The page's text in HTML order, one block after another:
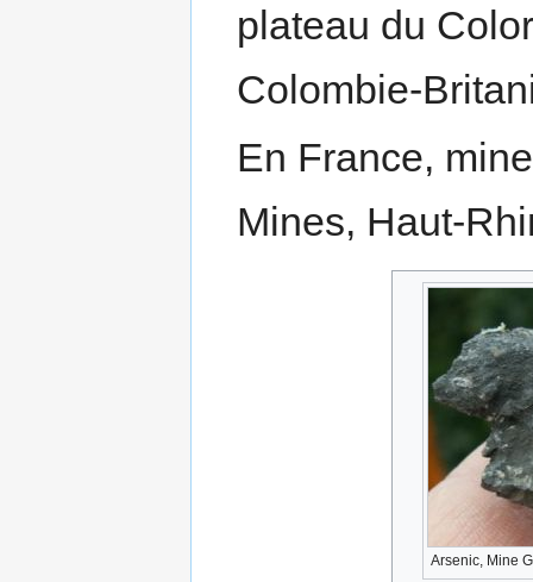
plateau du
Colombie-
En France,
Mines, Haut-
Arsenic, Mine